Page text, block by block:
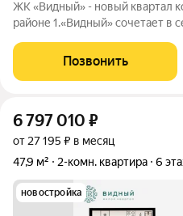
ЖК «Видный» - новый квартал
районе 1.«Видный» сочетает в
дома. 2.В шаговой доступности
сады, медицинские
Позвонить
6 797 010 ₽
от 27 195 ₽ в месяц
47,9 м²
2-комн. квартира 6
новостройка